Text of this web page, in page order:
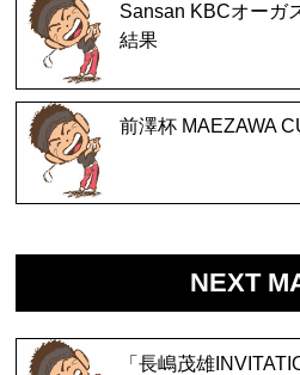
Sansan KBCオーガ
結果
前澤杯 MAEZAWA
NEXT
「長嶋茂雄